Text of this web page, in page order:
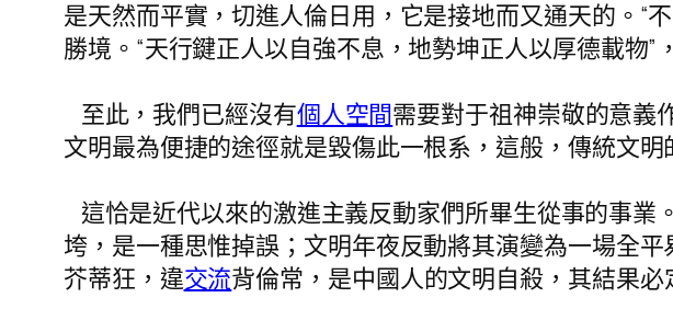
是天然而平實，切進人倫日用，它是接地而又通天的。“
勝境。“天行鍵正人以自強不息，地勢坤正人以厚德載物
至此，我們已經沒有個人空間需要對于祖神崇敬的意義
文明最為便捷的途徑就是毀傷此一根系，這般，傳統文明
這恰是近代以來的激進主義反動家們所畢生從事的事
垮，是一種思惟掉誤；文明年夜反動將其演變為一場全
芥蒂狂，違交流背倫常，是中國人的文明自殺，其結果必